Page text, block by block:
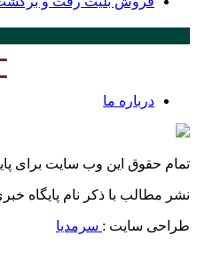
درباره ما
تمام حقوق این وب سایت برای پایگاه خبری
نشر مطالب با ذکر نام پایگاه خبری 598 بلامانع
طراحی سایت : سرمدیا